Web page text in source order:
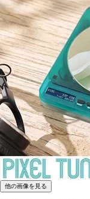
他の画像を見る